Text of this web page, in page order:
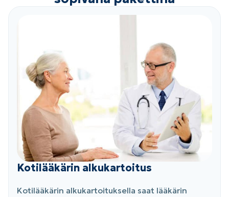
Kotilääkärin alkukartoitus
Kotilääkärin alkukartoituksella saat lääkärin